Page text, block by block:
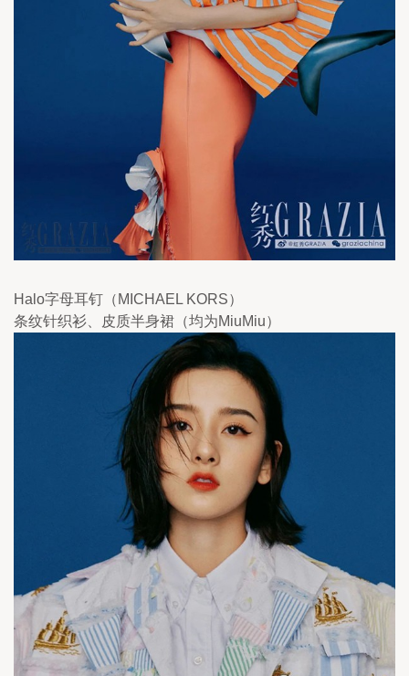
Halo字母耳钉（MICHAEL KORS）
条纹针织衫、皮质半身裙（均为MiuMiu）